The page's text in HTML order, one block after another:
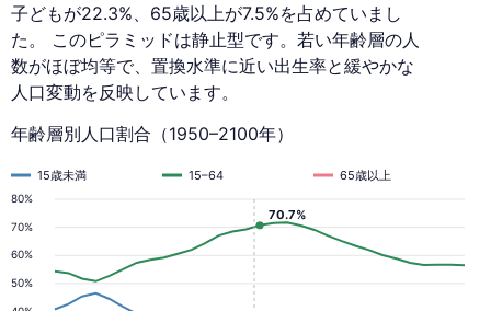
子どもが22.3%、65歳以上が7.5%を占めていまし
た。 このピラミッドは静止型です。若い年齢層の人
数がほぼ均等で、置換水準に近い出生率と緩やかな
人口変動を反映しています。
年齢層別人口割合（1950–2100年）
50%
60%
70%
80%
15歳未満 15–64 65歳以上
70.7%